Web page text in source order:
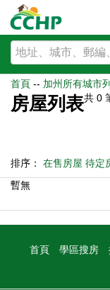
首頁 -- 加州所有城市
房屋列表共 0
排序： 在售房屋 待定
暫無
首頁 學區搜房